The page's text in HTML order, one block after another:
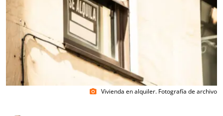
photo_camera Vivienda en alquiler. Fotografía de archivo